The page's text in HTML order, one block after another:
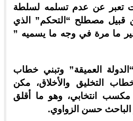
تعبر عن عدم تسلمه لسلطة
قبيل مصطلح “التحكم” الذي
ما مرة في وجه ما يسميه ”
العميقة” وتبني خطاب
التخليق والأخلاق، مكن
انتخابي، وهو ما أقلق
الباحث حسن الزواوي.